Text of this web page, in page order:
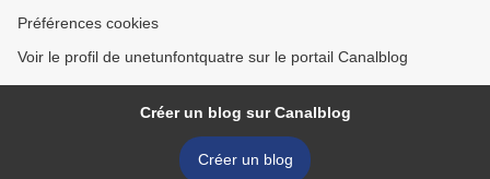
Préférences cookies
Voir le profil de unetunfontquatre sur le portail Canalblog
Créer un blog sur Canalblog
Créer un blog